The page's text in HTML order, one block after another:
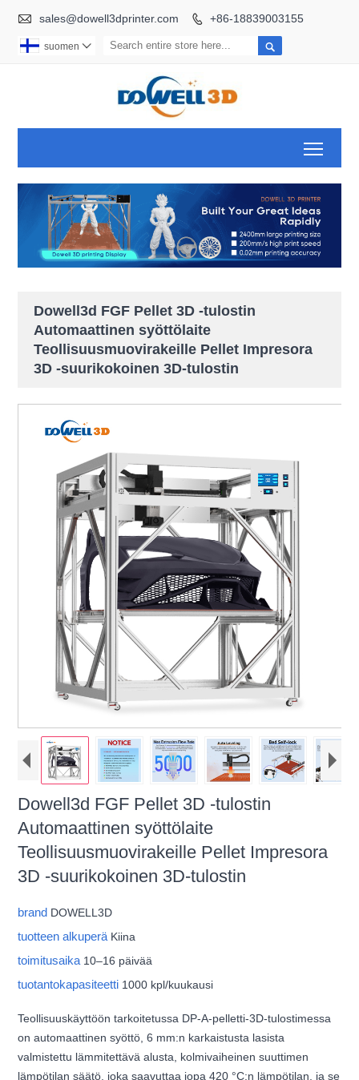
 sales@dowell3dprinter.com  +86-18839003155

suomen 
Dowell3d FGF Pellet 3D -tulostin
Automaattinen syöttölaite
Teollisuusmuovirakeille Pellet Impresora
3D -suurikokoinen 3D-tulostin
Dowell3d FGF Pellet 3D -tulostin
Automaattinen syöttölaite
Teollisuusmuovirakeille Pellet Impresora
3D -suurikokoinen 3D-tulostin
brand DOWELL3D
tuotteen alkuperä Kiina
toimitusaika 10–16 päivää
tuotantokapasiteetti 1000 kpl/kuukausi
Teollisuuskäyttöön tarkoitetussa DP-A-pelletti-3D-tulostimessa
on automaattinen syöttö, 6 mm:n karkaistusta lasista
valmistettu lämmitettävä alusta, kolmivaiheinen suuttimen
lämpötilan säätö, joka saavuttaa jopa 420 °C:n lämpötilan, ja se